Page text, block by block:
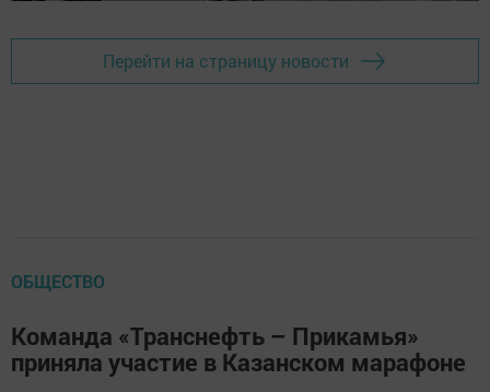
Перейти на страницу новости
ОБЩЕСТВО
Команда «Транснефть – Прикамья»
приняла участие в Казанском марафоне